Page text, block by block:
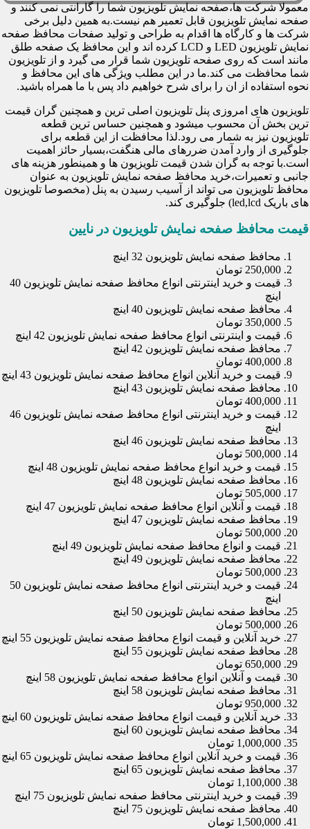
معمولا شرکت ها،صفحه نمایش تلویزیون شما را گارانتی نمی کنند و
صفحه نمایش تلویزیون قابل تعمیر هم نیست.به همین دلیل برخی
شرکت ها و کارگاه ها اقدام به طراحی و تولید صفحات محافظ صفحه
نمایش تلویزیون LED و LCD کرده اند و این محافظ یک صفحه طلق
مانند است که روی صفحه تلویزیون شما قرار می گیرد و از تلویزیون
شما محافظت می کند.ما در این مطلب ویژگی های این محافظ و
نحوه استفاده از ان را برای شرح خواهیم داد پس با ما همراه باشید.
تلویزیون های امروزی پنل تلویزیون اصلی ترین و همچنین گران قیمت
ترین بخش آن محسوب میشود و همچنین حساس ترین قطعه
تلویزیون نیز به شمار می رود.لذا محافظت از این قطعه برای
جلوگیری از وارد آمدن ضررهای مالی هنگفت،بسیار حائز اهمیت
است.با توجه به گران شدن قیمت تلویزیون ها و همینطور هزینه های
جانبی و تعمیرات،خرید محافظ صفحه نمایش تلویزیون به عنوان
محافظ تلویزیون می تواند از آسیب رسیدن به پنل (مخصوصا تلویزیون
های باریک led,lcd) جلوگیری کند.
قیمت محافظ صفحه نمایش تلویزیون در نایین
محافظ صفحه نمایش تلویزیون 32 اینچ
250,000 تومان
قیمت و خرید اینترنتی انواع محافظ صفحه نمایش تلویزیون 40
اینچ
محافظ صفحه نمایش تلویزیون 40 اینچ
350,000 تومان
قیمت و اینترنتی انواع محافظ صفحه نمایش تلویزیون 42 اینچ
محافظ صفحه نمایش تلویزیون 42 اینچ
400,000 تومان
قیمت و خرید آنلاین انواع محافظ صفحه نمایش تلویزیون 43 اینچ
محافظ صفحه نمایش تلویزیون 43 اینچ
400,000 تومان
قیمت و خرید اینترنتی انواع محافظ صفحه نمایش تلویزیون 46
اینچ
محافظ صفحه نمایش تلویزیون 46 اینچ
500,000 تومان
قیمت و خرید انواع محافظ صفحه نمایش تلویزیون 48 اینچ
محافظ صفحه نمایش تلویزیون 48 اینچ
505,000 تومان
قیمت و آنلاین انواع محافظ صفحه نمایش تلویزیون 47 اینچ
محافظ صفحه نمایش تلویزیون 47 اینچ
500,000 تومان
قیمت و انواع محافظ صفحه نمایش تلویزیون 49 اینچ
محافظ صفحه نمایش تلویزیون 49 اینچ
500,000 تومان
قیمت و خرید اینترنتی انواع محافظ صفحه نمایش تلویزیون 50
اینچ
محافظ صفحه نمایش تلویزیون 50 اینچ
500,000 تومان
خرید آنلاین و قیمت انواع محافظ صفحه نمایش تلویزیون 55 اینچ
محافظ صفحه نمایش تلویزیون 55 اینچ
650,000 تومان
قیمت و آنلاین انواع محافظ صفحه نمایش تلویزیون 58 اینچ
محافظ صفحه نمایش تلویزیون 58 اینچ
950,000 تومان
خرید آنلاین و قیمت انواع محافظ صفحه نمایش تلویزیون 60 اینچ
محافظ صفحه نمایش تلویزیون 60 اینچ
1,000,000 تومان
قیمت و خرید آنلاین انواع محافظ صفحه نمایش تلویزیون 65 اینچ
محافظ صفحه نمایش تلویزیون 65 اینچ
1,100,000 تومان
قیمت و خرید اینترنتی محافظ صفحه نمایش تلویزیون 75 اینچ
محافظ صفحه نمایش تلویزیون 75 اینچ
1,500,000 تومان